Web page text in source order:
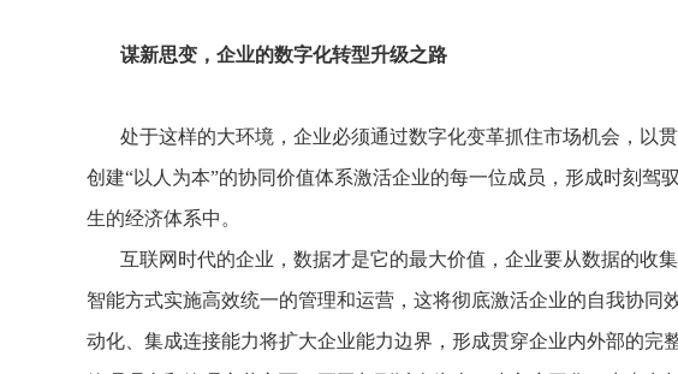
谋新思变，企业的数字化转型升级之路
处于这样的大环境，企业必须通过数字化变革抓住市场机会，以
创建“以人为本”的协同价值体系激活企业的每一位成员，形成时刻
生的经济体系中。
互联网时代的企业，数据才是它的最大价值，企业要从数据的收
智能方式实施高效统一的管理和运营，这将彻底激活企业的自我协
动化、集成连接能力将扩大企业能力边界，形成贯穿企业内外部的完